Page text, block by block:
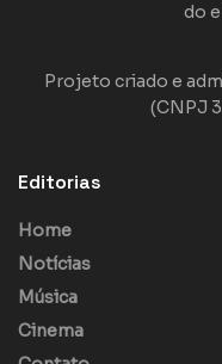
do
Projeto criado e
(CNPJ
Editorias
Home
Notícias
Música
Cinema